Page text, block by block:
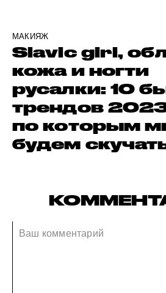
МАКИЯЖ
Slavic girl,
кожа и ногти
русалки: 10
трендов
по которым
будем